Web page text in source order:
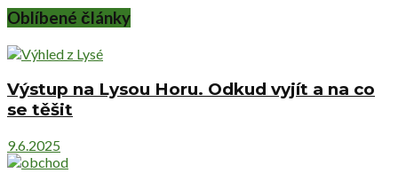
Oblíbené články
Výstup na Lysou Horu. Odkud vyjít a na co
se těšit
9.6.2025